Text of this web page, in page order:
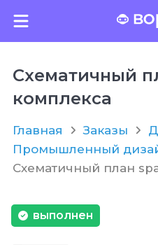
Схематичный
комплекса
Главная Заказы
Промышленный
Схематичный план
выполнен